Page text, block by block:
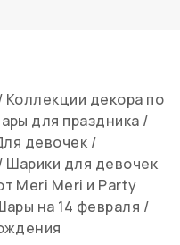
Коллекции декора по
для праздника /
девочек /
Шарики для девочек
Meri Meri и Party
на 14 февраля /